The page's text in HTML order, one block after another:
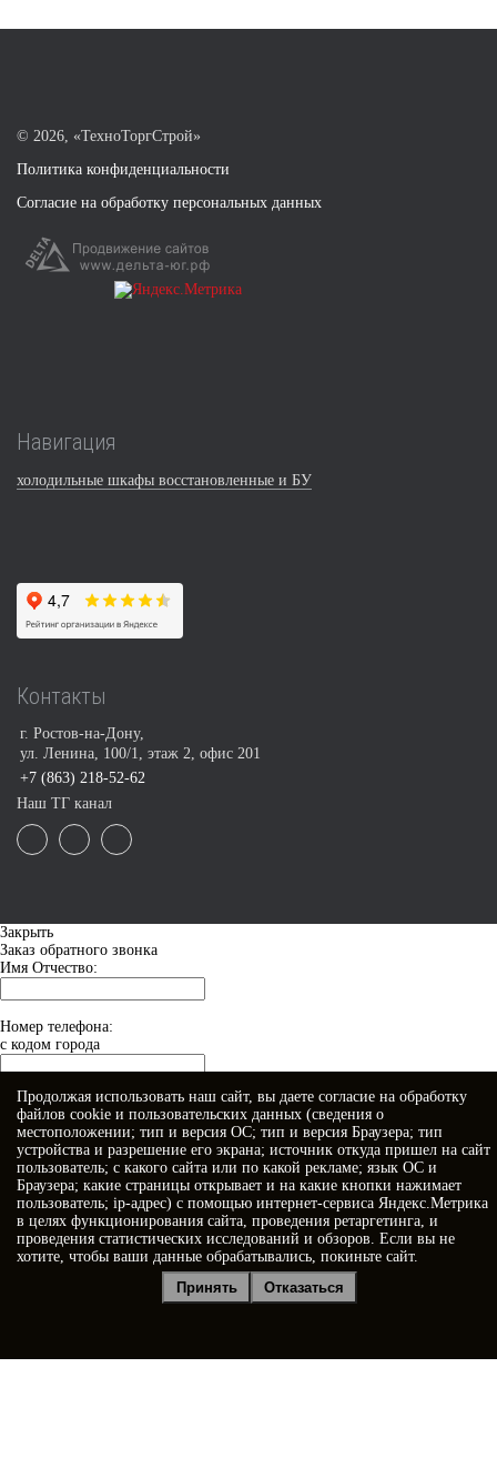
© 2026, «ТехноТоргСтрой»
Политика конфиденциальности
Согласие на обработку персональных данных
Навигация
холодильные шкафы восстановленные и БУ
Контакты
г. Ростов-на-Дону,
ул. Ленина, 100/1, этаж 2, офис 201
+7 (863) 218-52-62
Наш ТГ канал
Закрыть
Заказ обратного звонка
Имя Отчество:
Номер телефона:
с кодом города
Когда позвонить?
Я принимаю условияПолитики конфиденциальности
согласие на обработку персональных данных
Продолжая использовать наш сайт, вы даете согласие на обработку
файлов cookie и пользовательских данных (сведения о
местоположении; тип и версия ОС; тип и версия Браузера; тип
устройства и разрешение его экрана; источник откуда пришел на сайт
пользователь; с какого сайта или по какой рекламе; язык ОС и
Браузера; какие страницы открывает и на какие кнопки нажимает
пользователь; ip-адрес) с помощью интернет-сервиса Яндекс.Метрика
в целях функционирования сайта, проведения ретаргетинга, и
проведения статистических исследований и обзоров. Если вы не
хотите, чтобы ваши данные обрабатывались, покиньте сайт.
Принять
Отказаться